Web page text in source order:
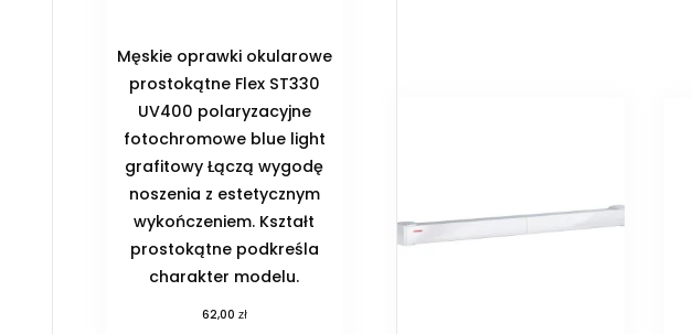
Męskie oprawki okularowe
prostokątne Flex ST330
UV400 polaryzacyjne
fotochromowe blue light
grafitowy Łączą wygodę
noszenia z estetycznym
wykończeniem. Kształt
prostokątne podkreśla
charakter modelu.
62,00 zł